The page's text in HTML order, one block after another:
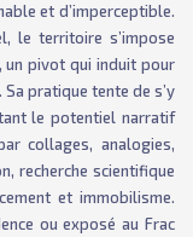
et d’imperceptible.
le territoire s’impose
un pivot qui induit pour
pratique tente de s’y
le potentiel narratif
collages, analogies,
recherche scientifique
et immobilisme.
ou exposé au Frac